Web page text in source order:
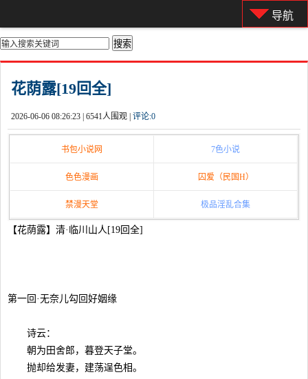
导航
你的位置： 首页>都市激情
花荫露[19回全]
2026-06-06 08:26:23 | 6541人围观 | 评论:0
书包小说网 7色小说
色色漫画 囚爱（民国H）
禁漫天堂 极品淫乱合集
【花荫露】清·临川山人[19回全]
第一回·无奈儿勾回好姻缘
诗云：
朝为田舍郎，暮登天子堂。
抛却给发妻，建荡逞色相。